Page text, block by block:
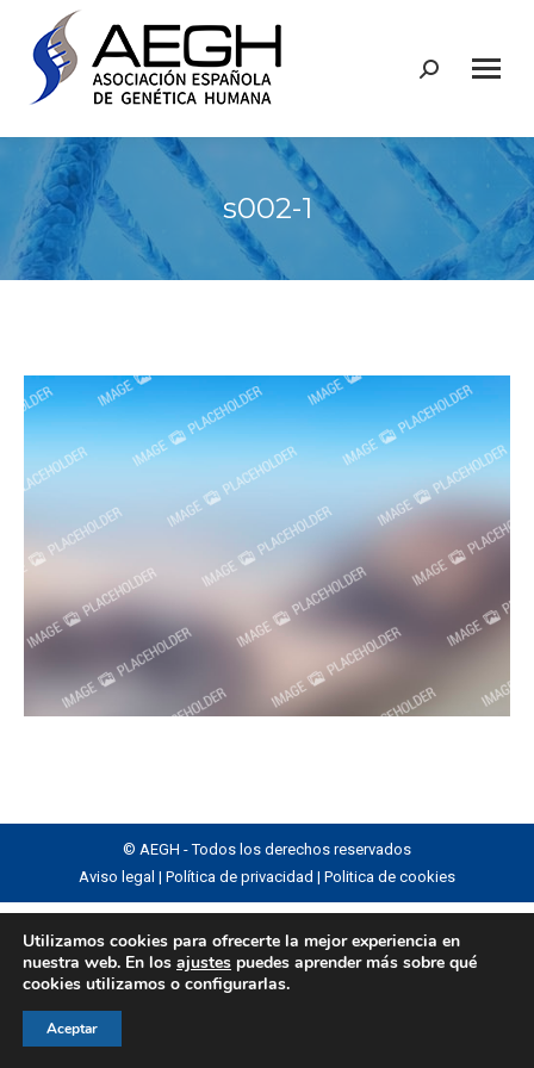
Buscar:
s002-1
© AEGH - Todos los derechos reservados
Aviso legal | Política de privacidad | Politica de cookies
Utilizamos cookies para ofrecerte la mejor experiencia en
nuestra web. En los ajustes puedes aprender más sobre qué
cookies utilizamos o configurarlas.
Aceptar